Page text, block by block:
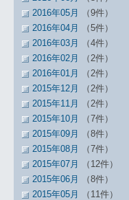
2016年05月
（9件）
2016年04月
（5件）
2016年03月
（4件）
2016年02月
（2件）
2016年01月
（2件）
2015年12月
（2件）
2015年11月
（2件）
2015年10月
（7件）
2015年09月
（8件）
2015年08月
（7件）
2015年07月
（12件）
2015年06月
（8件）
2015年05月
（11件）